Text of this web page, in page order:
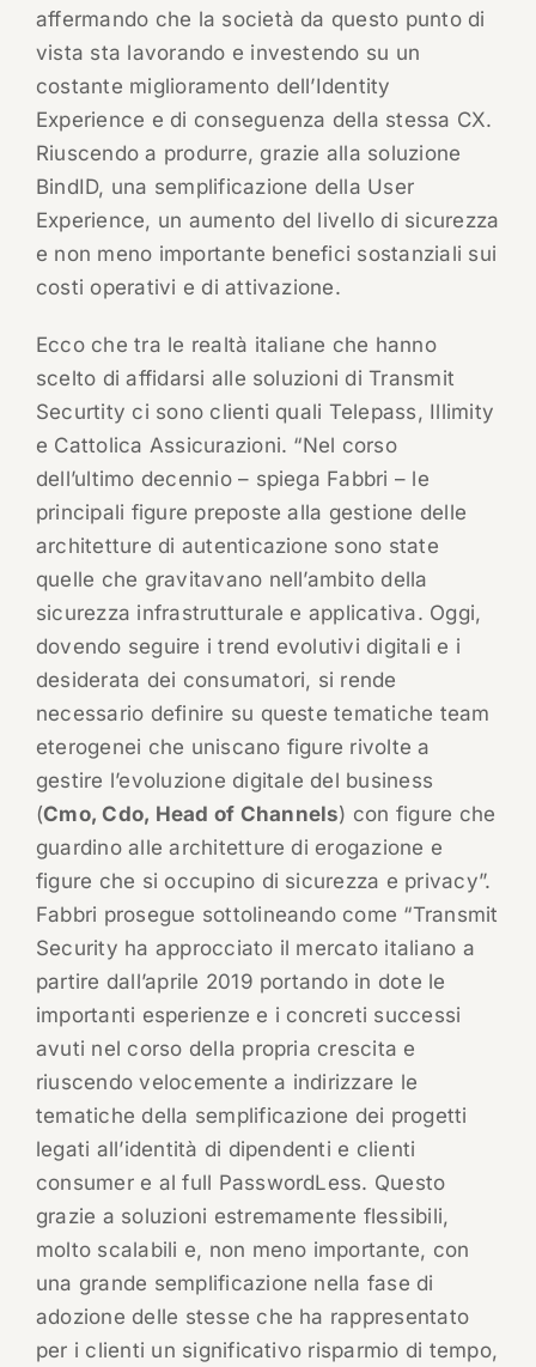
affermando che la società da questo punto di
vista sta lavorando e investendo su un
costante miglioramento dell’Identity
Experience e di conseguenza della stessa CX.
Riuscendo a produrre, grazie alla soluzione
BindID, una semplificazione della User
Experience, un aumento del livello di sicurezza
e non meno importante benefici sostanziali sui
costi operativi e di attivazione.
Ecco che tra le realtà italiane che hanno
scelto di affidarsi alle soluzioni di Transmit
Securtity ci sono clienti quali Telepass, Illimity
e Cattolica Assicurazioni. “Nel corso
dell’ultimo decennio – spiega Fabbri – le
principali figure preposte alla gestione delle
architetture di autenticazione sono state
quelle che gravitavano nell’ambito della
sicurezza infrastrutturale e applicativa. Oggi,
dovendo seguire i trend evolutivi digitali e i
desiderata dei consumatori, si rende
necessario definire su queste tematiche team
eterogenei che uniscano figure rivolte a
gestire l’evoluzione digitale del business
(Cmo, Cdo, Head of Channels) con figure che
guardino alle architetture di erogazione e
figure che si occupino di sicurezza e privacy”.
Fabbri prosegue sottolineando come “Transmit
Security ha approcciato il mercato italiano a
partire dall’aprile 2019 portando in dote le
importanti esperienze e i concreti successi
avuti nel corso della propria crescita e
riuscendo velocemente a indirizzare le
tematiche della semplificazione dei progetti
legati all’identità di dipendenti e clienti
consumer e al full PasswordLess. Questo
grazie a soluzioni estremamente flessibili,
molto scalabili e, non meno importante, con
una grande semplificazione nella fase di
adozione delle stesse che ha rappresentato
per i clienti un significativo risparmio di tempo,